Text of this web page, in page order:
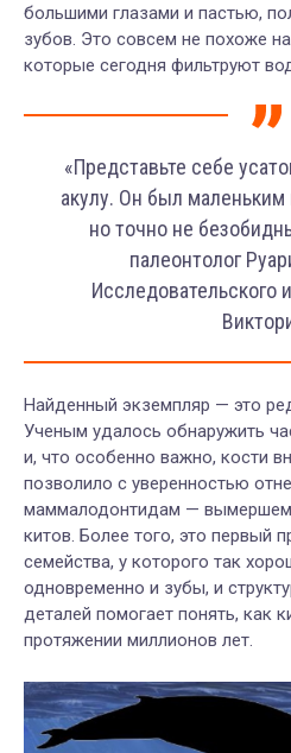
большими глазами и пастью,
зубов. Это совсем не похоже
которые сегодня фильтруют
«Представьте себе
акулу. Он был
но точно не
палеонтолог
Исследовательского
Найденный экземпляр — это
Ученым удалось обнаружить
и, что особенно важно, кости
позволило с уверенностью
маммалодонтидам —
китов. Более того, это первый
семейства, у которого так
одновременно и зубы, и
деталей помогает понять, как
протяжении миллионов лет.